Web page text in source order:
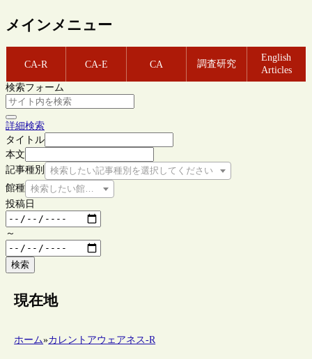
メインメニュー
CA-R CA-E CA 調査研究
English
Articles
検索フォーム
詳細検索
タイトル
本文
記事種別
検索したい記事種別を選択してください
館種 検索したい館種を選択してください
投稿日
～
検索
現在地
ホーム»カレントアウェアネス-R